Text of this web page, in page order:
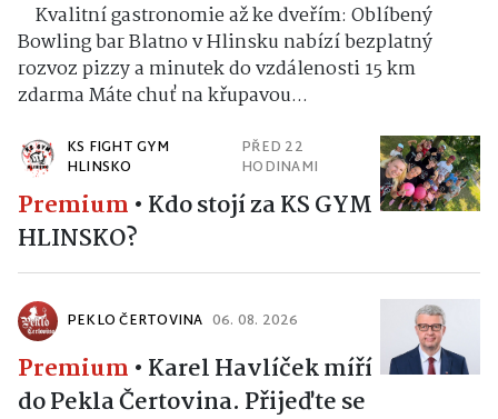
Kvalitní gastronomie až ke dveřím: Oblíbený
Bowling bar Blatno v Hlinsku nabízí bezplatný
rozvoz pizzy a minutek do vzdálenosti 15 km
zdarma Máte chuť na křupavou...
KS FIGHT GYM
HLINSKO
PŘED 22
HODINAMI
Premium • Kdo stojí za KS GYM
HLINSKO?
PEKLO ČERTOVINA 06. 08. 2026
Premium • Karel Havlíček míří
do Pekla Čertovina. Přijeďte se